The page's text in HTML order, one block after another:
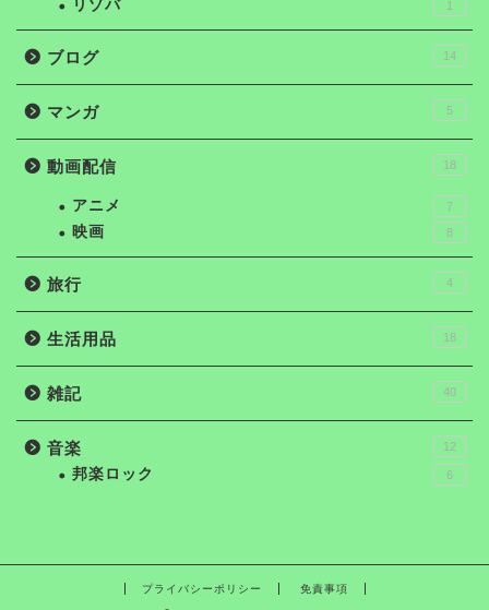
リゾバ 1
ブログ 14
マンガ 5
動画配信 18
アニメ 7
映画 8
旅行 4
生活用品 18
雑記 40
音楽 12
邦楽ロック 6
プライバシーポリシー 免責事項